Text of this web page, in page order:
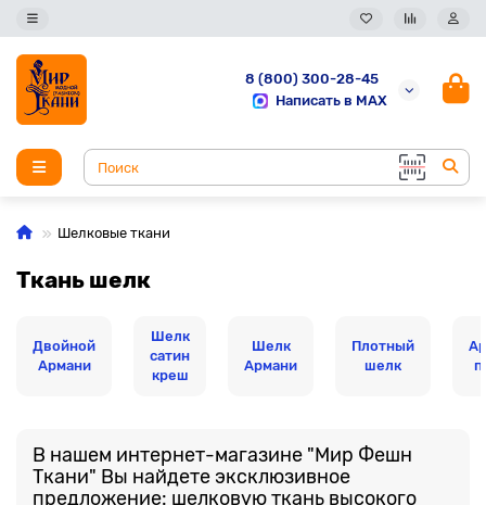
8 (800) 300-28-45
Написать в MAX
Шелковые ткани
Ткань шелк
Двойной
Армани
Шелк
сатин
креш
Шелк
Армани
Плотный
шелк
В нашем интернет-магазине "Мир Фешн
Ткани" Вы найдете эксклюзивное
предложение: шелковую ткань высокого